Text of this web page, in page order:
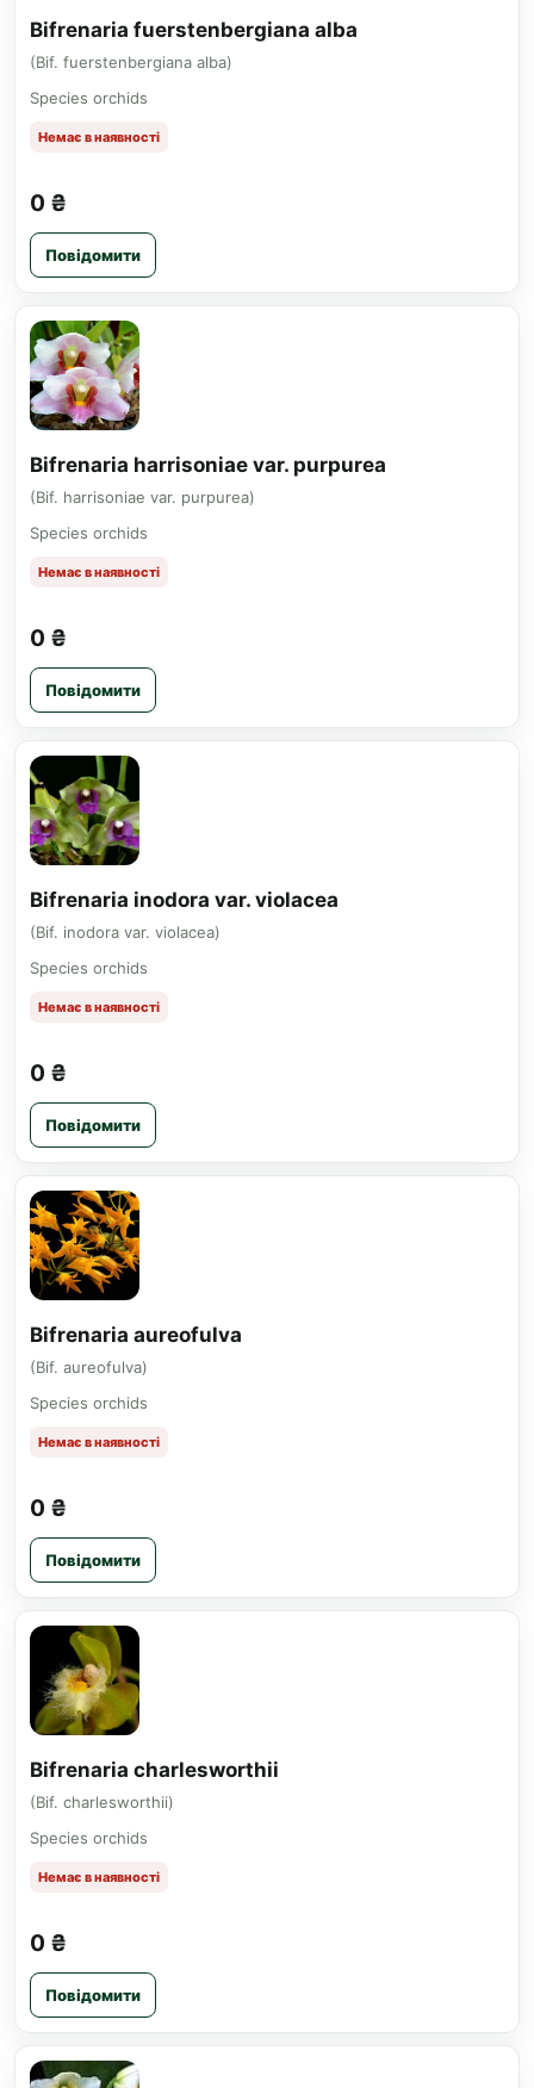
Bifrenaria fuerstenbergiana alba
(Bif. fuerstenbergiana alba)
Species orchids
Немає в наявності
0 ₴
Повідомити
Bifrenaria harrisoniae var. purpurea
(Bif. harrisoniae var. purpurea)
Species orchids
Немає в наявності
0 ₴
Повідомити
Bifrenaria inodora var. violacea
(Bif. inodora var. violacea)
Species orchids
Немає в наявності
0 ₴
Повідомити
Bifrenaria aureofulva
(Bif. aureofulva)
Species orchids
Немає в наявності
0 ₴
Повідомити
Bifrenaria charlesworthii
(Bif. charlesworthii)
Species orchids
Немає в наявності
0 ₴
Повідомити